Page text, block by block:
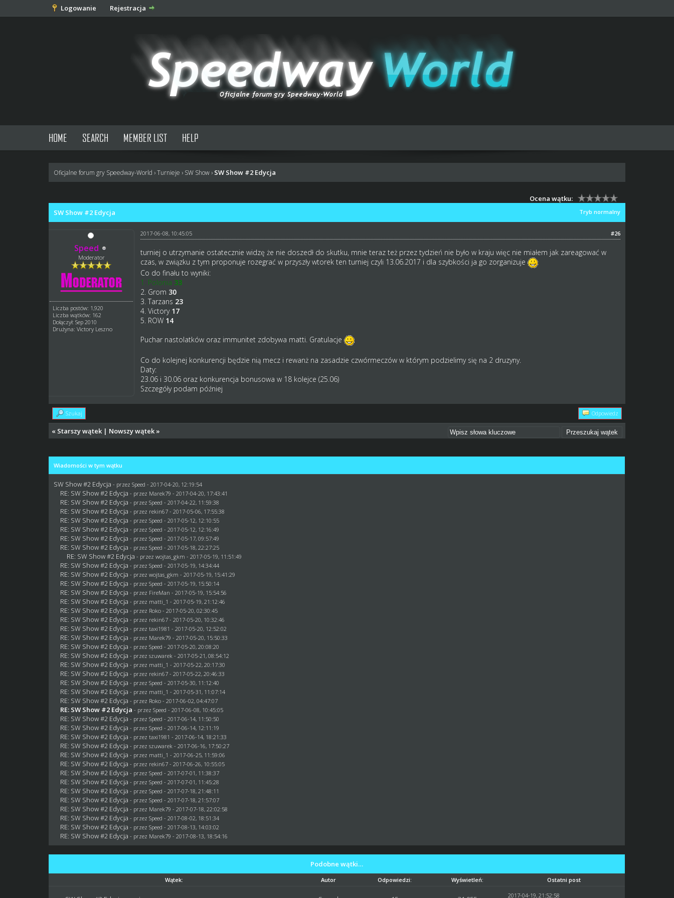
Logowanie Rejestracja
HOME SEARCH MEMBER LIST HELP
Oficjalne forum gry Speedway-World ›Turnieje › SW Show › SW Show #2 Edycja
Ocena wątku:
Tryb normalny
SW Show #2 Edycja
Speed
Moderator
Liczba postów: 1,920
Liczba wątków: 162
Dołączył: Sep 2010
Drużyna: Victory Leszno
#26
2017-06-08, 10:45:05
turniej o utrzymanie ostatecznie widzę że nie doszedł do skutku, mnie teraz też przez tydzień nie było w kraju więc nie miałem jak zareagować w
czas, w związku z tym proponuje rozegrać w przyszły wtorek ten turniej czyli 13.06.2017 i dla szybkości ja go zorganizuje
Co do finału to wyniki:
1. Polonia 33
2. Grom 30
3. Tarzans 23
4. Victory 17
5. ROW 14
Puchar nastolatków oraz immunitet zdobywa matti. Gratulacje
Co do kolejnej konkurencji będzie nią mecz i rewanż na zasadzie czwórmeczów w którym podzielimy się na 2 druzyny.
Daty:
23.06 i 30.06 oraz konkurencja bonusowa w 18 kolejce (25.06)
Szczegóły podam później
Szukaj Odpowiedz
« Starszy wątek | Nowszy wątek »
Wiadomości w tym wątku
SW Show #2 Edycja - przezSpeed - 2017-04-20, 12:19:54
RE: SW Show #2 Edycja - przez Marek79 - 2017-04-20, 17:43:41
RE: SW Show #2 Edycja - przezSpeed - 2017-04-22, 11:59:38
RE: SW Show #2 Edycja - przez rekin67 - 2017-05-06, 17:55:38
RE: SW Show #2 Edycja - przezSpeed - 2017-05-12, 12:10:55
RE: SW Show #2 Edycja - przezSpeed - 2017-05-12, 12:16:49
RE: SW Show #2 Edycja - przezSpeed - 2017-05-17, 09:57:49
RE: SW Show #2 Edycja - przezSpeed - 2017-05-18, 22:27:25
RE: SW Show #2 Edycja - przezwojtas_gkm - 2017-05-19, 11:51:49
RE: SW Show #2 Edycja - przezSpeed - 2017-05-19, 14:34:44
RE: SW Show #2 Edycja - przezwojtas_gkm - 2017-05-19, 15:41:29
RE: SW Show #2 Edycja - przezSpeed - 2017-05-19, 15:50:14
RE: SW Show #2 Edycja - przez FireMan - 2017-05-19, 15:54:56
RE: SW Show #2 Edycja - przez matti_1 - 2017-05-19, 21:12:46
RE: SW Show #2 Edycja - przez Roko - 2017-05-20, 02:30:45
RE: SW Show #2 Edycja - przez rekin67 - 2017-05-20, 10:32:46
RE: SW Show #2 Edycja - przeztaxi1981 - 2017-05-20, 12:52:02
RE: SW Show #2 Edycja - przez Marek79 - 2017-05-20, 15:50:33
RE: SW Show #2 Edycja - przezSpeed - 2017-05-20, 20:08:20
RE: SW Show #2 Edycja - przezszuwarek - 2017-05-21, 08:54:12
RE: SW Show #2 Edycja - przez matti_1 - 2017-05-22, 20:17:30
RE: SW Show #2 Edycja - przez rekin67 - 2017-05-22, 20:46:33
RE: SW Show #2 Edycja - przezSpeed - 2017-05-30, 11:12:40
RE: SW Show #2 Edycja - przez matti_1 - 2017-05-31, 11:07:14
RE: SW Show #2 Edycja - przez Roko - 2017-06-02, 04:47:07
RE: SW Show #2 Edycja - przezSpeed - 2017-06-08, 10:45:05
RE: SW Show #2 Edycja - przezSpeed - 2017-06-14, 11:50:50
RE: SW Show #2 Edycja - przezSpeed - 2017-06-14, 12:11:19
RE: SW Show #2 Edycja - przeztaxi1981 - 2017-06-14, 18:21:33
RE: SW Show #2 Edycja - przezszuwarek - 2017-06-16, 17:50:27
RE: SW Show #2 Edycja - przez matti_1 - 2017-06-25, 11:59:06
RE: SW Show #2 Edycja - przez rekin67 - 2017-06-26, 10:55:05
RE: SW Show #2 Edycja - przezSpeed - 2017-07-01, 11:38:37
RE: SW Show #2 Edycja - przezSpeed - 2017-07-01, 11:45:28
RE: SW Show #2 Edycja - przezSpeed - 2017-07-18, 21:48:11
RE: SW Show #2 Edycja - przezSpeed - 2017-07-18, 21:57:07
RE: SW Show #2 Edycja - przez Marek79 - 2017-07-18, 22:02:58
RE: SW Show #2 Edycja - przezSpeed - 2017-08-02, 18:51:34
RE: SW Show #2 Edycja - przezSpeed - 2017-08-13, 14:03:02
RE: SW Show #2 Edycja - przez Marek79 - 2017-08-13, 18:54:16
Podobne wątki…
Wątek: Autor Odpowiedzi: Wyświetleń: Ostatni post
2017-04-19, 21:52:58